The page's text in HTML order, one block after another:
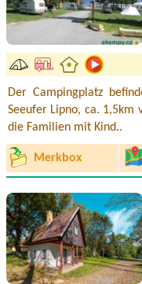
Der Campingplatz
Seeufer Lipno, ca.
die Familien mit Kind..
Merkbox